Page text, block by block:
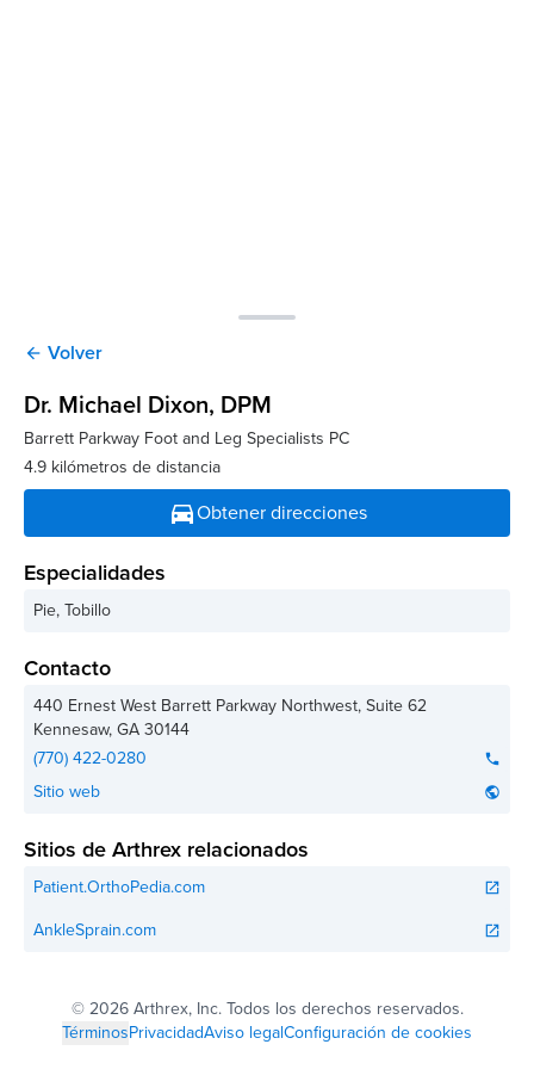
arrow_back Volver
Dr. Michael Dixon, DPM
Barrett Parkway Foot and Leg Specialists PC
4.9 kilómetros de distancia
directions_carObtener direcciones
Especialidades
Pie, Tobillo
Contacto
440 Ernest West Barrett Parkway Northwest, Suite 62
Kennesaw,GA30144
(770) 422-0280
phone
Sitio web public
Sitios de Arthrex relacionados
Patient.OrthoPedia.com open_in_new
AnkleSprain.com open_in_new
© 2026 Arthrex, Inc. Todos los derechos reservados.
TérminosPrivacidadAviso legalConfiguración de cookies